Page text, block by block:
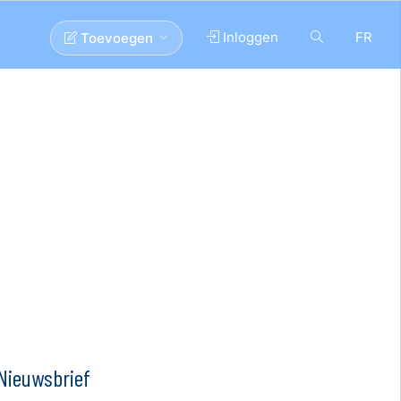
FR
Inloggen
Toevoegen